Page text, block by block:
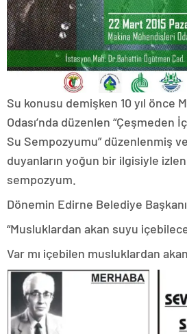
Su konusu demişken 10 yıl önce
Odası’nda düzenlen “Çeşmeden
Su Sempozyumu” düzenlenmiş
duyanların yoğun bir ilgisiyle
sempozyum.
Dönemin Edirne Belediye
“Musluklardan akan suyu
Var mı içebilen musluklardan